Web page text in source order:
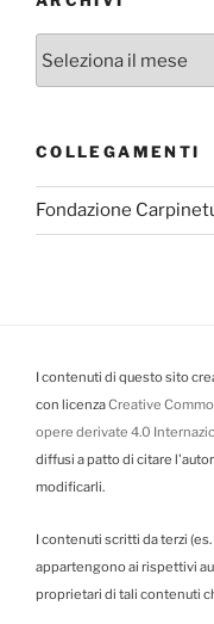
Archivi
COLLEGAMENTI
Fondazione
I contenuti di questo sito
con licenzaCreative
opere derivate 4.0
diffusi a patto di citare
modificarli.
I contenuti scritti da terzi
appartengono ai rispettivi
proprietari di tali contenuti